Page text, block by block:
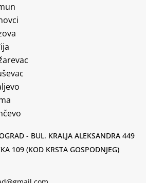
- BUL. KRALJA ALEKSANDRA 449
109 (KOD KRSTA GOSPODNJEG)